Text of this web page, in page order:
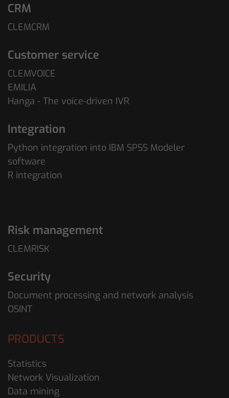
CRM
CLEMCRM
Customer service
CLEMVOICE
EMILIA
Hanga - The voice-driven IVR
Integration
Python integration into IBM SPSS Modeler
software
R integration
Risk management
CLEMRISK
Security
Document processing and network analysis
OSINT
PRODUCTS
Statistics
Network Visualization
Data mining